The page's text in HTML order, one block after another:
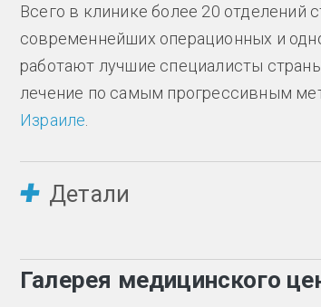
Всего в клинике более 20 отделений
современнейших операционных и
работают лучшие специалисты
лечение по самым прогрессивным
Израиле
Детали
Галерея медицинского